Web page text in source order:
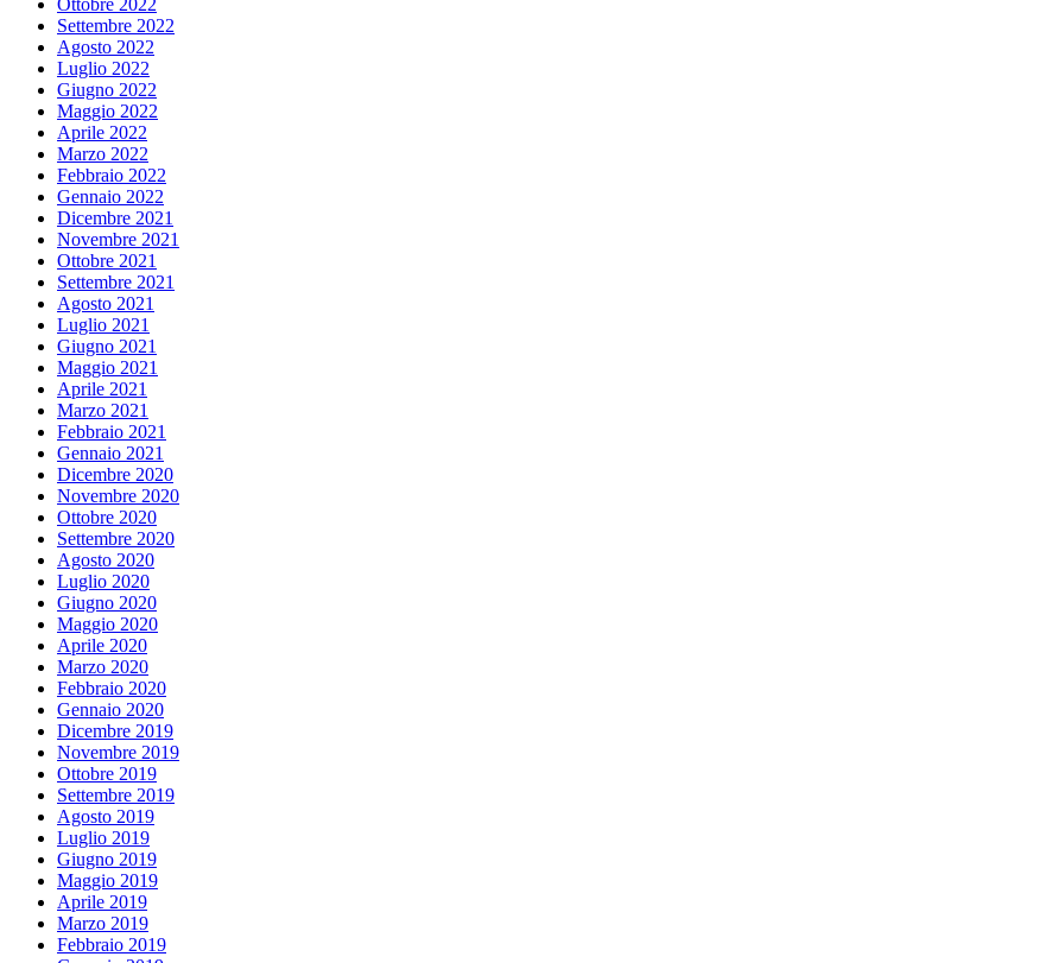
Settembre 2022
Agosto 2022
Luglio 2022
Giugno 2022
Maggio 2022
Aprile 2022
Marzo 2022
Febbraio 2022
Gennaio 2022
Dicembre 2021
Novembre 2021
Ottobre 2021
Settembre 2021
Agosto 2021
Luglio 2021
Giugno 2021
Maggio 2021
Aprile 2021
Marzo 2021
Febbraio 2021
Gennaio 2021
Dicembre 2020
Novembre 2020
Ottobre 2020
Settembre 2020
Agosto 2020
Luglio 2020
Giugno 2020
Maggio 2020
Aprile 2020
Marzo 2020
Febbraio 2020
Gennaio 2020
Dicembre 2019
Novembre 2019
Ottobre 2019
Settembre 2019
Agosto 2019
Luglio 2019
Giugno 2019
Maggio 2019
Aprile 2019
Marzo 2019
Febbraio 2019